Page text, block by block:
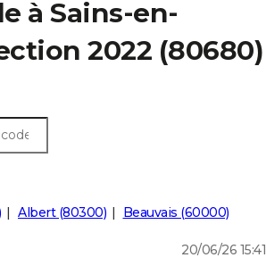
à Sains-en-
2022 (80680)
Albert (80300) Beauvais (60000)
20/06/26 15:41